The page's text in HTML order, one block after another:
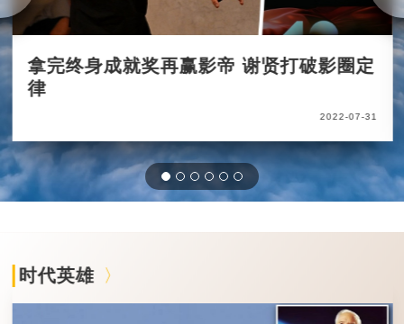
拿完终身成就奖再赢影帝 谢贤打破影圈定
律
2022-07-31
时代英雄